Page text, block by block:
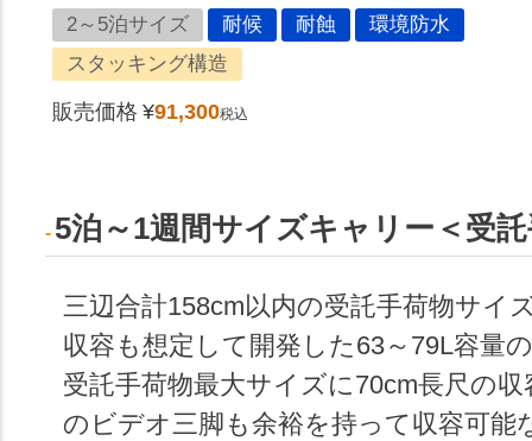
2～5泊サイズ 耐候 耐蝕
環境防水
スタッキング構造
販売価格 ¥91,300税込
5泊～1週間サイズキャリー＜受
三辺合計158cm以内の受託手荷物サイ
収容も想定して開発した63～79L容量
受託手荷物最大サイズに70cm長尺の
のビデオ三脚も余裕を持って収容可能